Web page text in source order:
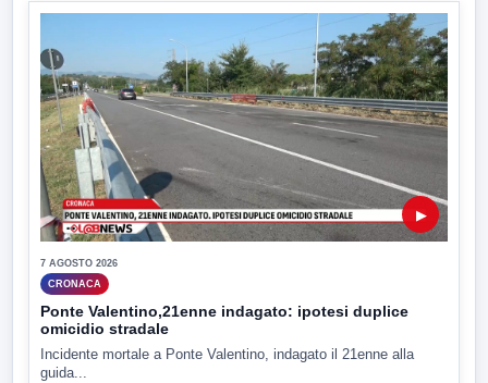
▶
7 AGOSTO 2026
CRONACA
Ponte Valentino,21enne indagato: ipotesi duplice
omicidio stradale
Incidente mortale a Ponte Valentino, indagato il 21enne alla
guida...